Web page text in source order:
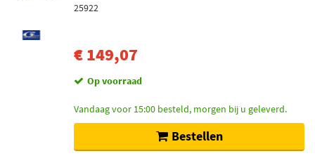
25922
€ 149,07
Op voorraad
Vandaag voor 15:00 besteld, morgen bij u geleverd.
Bestellen